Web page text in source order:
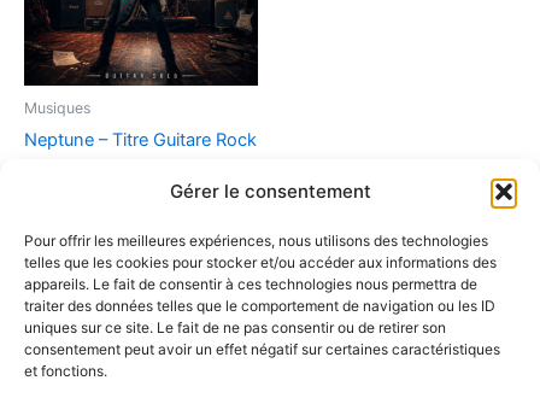
Gérer le consentement
Pour offrir les meilleures expériences, nous utilisons des technologies
telles que les cookies pour stocker et/ou accéder aux informations des
appareils. Le fait de consentir à ces technologies nous permettra de
traiter des données telles que le comportement de navigation ou les ID
uniques sur ce site. Le fait de ne pas consentir ou de retirer son
consentement peut avoir un effet négatif sur certaines caractéristiques
et fonctions.
Musiques
Neptune – Titre Guitare Rock
2,90 €
Ajouter au panier